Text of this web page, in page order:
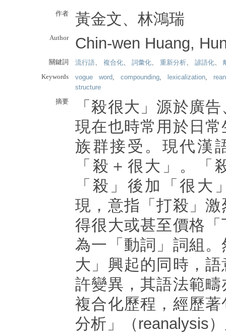
作者 黃金文、林鴻瑞
Author Chin-wen Huang,
關鍵詞 流行語、 複合化、 詞彙化、 重新分析、 諺語化、
Keywords
vogue word, compounding, lexicalization,
structure
摘要
「殺很大」源於廣
現在也時常用於日
族群接受。現代漢
「殺＋很大」。「
「殺」後加「很大
現，意指「打殺」
得很大或甚至價格
為一「動詞」詞組
大」興起的同時，
許變異，其語法範
複合化歷程，經歷
分析」（reanalysis